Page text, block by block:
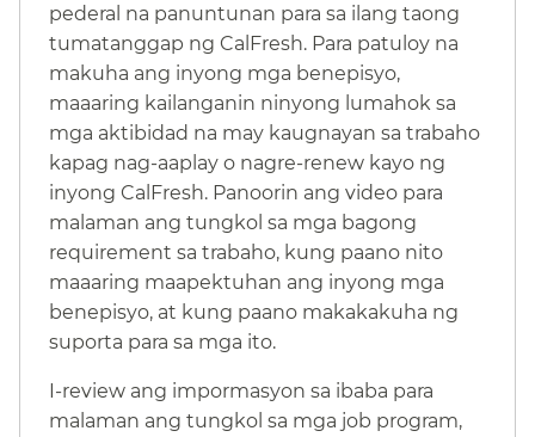
pederal na panuntunan para sa ilang taong
tumatanggap ng CalFresh. Para patuloy na
makuha ang inyong mga benepisyo,
maaaring kailanganin ninyong lumahok sa
mga aktibidad na may kaugnayan sa trabaho
kapag nag-aaplay o nagre-renew kayo ng
inyong CalFresh. Panoorin ang video para
malaman ang tungkol sa mga bagong
requirement sa trabaho, kung paano nito
maaaring maapektuhan ang inyong mga
benepisyo, at kung paano makakakuha ng
suporta para sa mga ito.​​
I-review ang impormasyon sa ibaba para
malaman ang tungkol sa mga job program,